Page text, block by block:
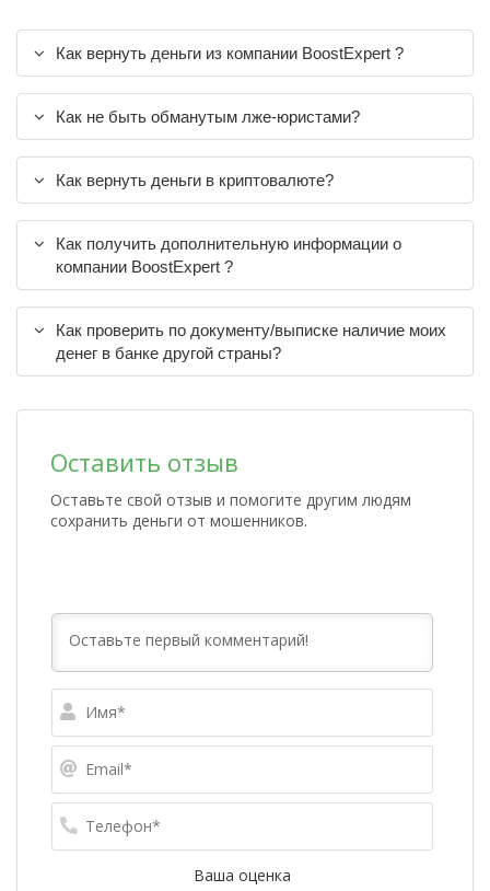
Как вернуть деньги из компании BoostExpert ?
Как не быть обманутым лже-юристами?
Как вернуть деньги в криптовалюте?
Как получить дополнительную информации о
компании BoostExpert ?
Как проверить по документу/выписке наличие моих
денег в банке другой страны?
Оставить отзыв
Оставьте свой отзыв и помогите другим людям
сохранить деньги от мошенников.
Ваша оценка